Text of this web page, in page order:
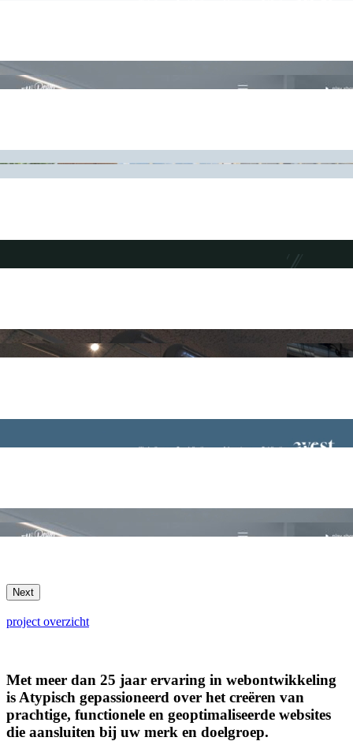
Next
project overzicht
Met meer dan 25 jaar ervaring in webontwikkeling
is Atypisch gepassioneerd over het creëren van
prachtige, functionele en geoptimaliseerde websites
die aansluiten bij uw merk en doelgroep.